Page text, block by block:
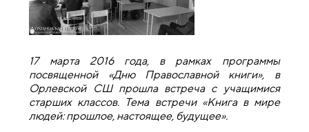
17 марта 2016 года, в рамках программы
посвященной «Дню Православной книги», в
Орлевской СШ прошла встреча с учащимися
старших классов. Тема встречи «Книга в мире
людей: прошлое, настоящее, будущее».